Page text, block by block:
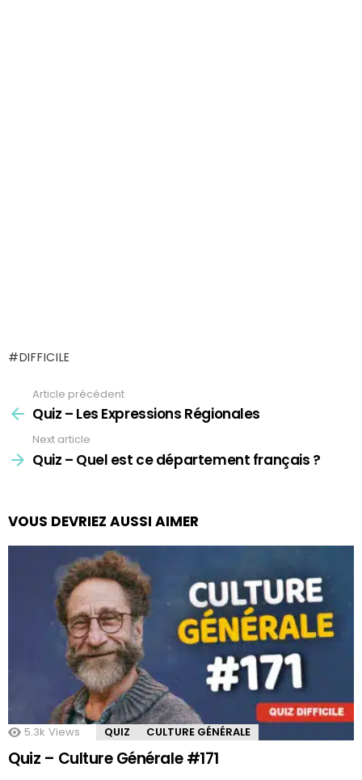
DIFFICILE
more
Article précédent
Quiz – Les Expressions Régionales
Next article
Quiz – Quel est ce département français ?
VOUS DEVRIEZ AUSSI AIMER
5.3k Views QUIZ CULTURE GÉNÉRALE
Quiz – Culture Générale #171